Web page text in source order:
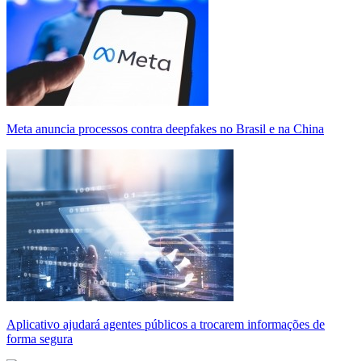
Meta anuncia processos contra deepfakes no Brasil e na China
Aplicativo ajudará agentes públicos a trocarem informações de
forma segura